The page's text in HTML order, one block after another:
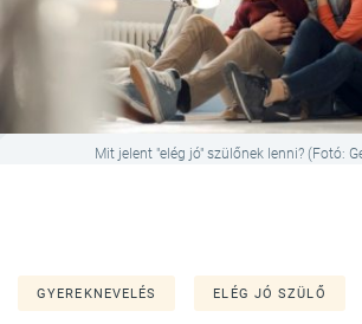
Mit jelent "elég jó" szülőnek lenni? (Fotó:
GYEREKNEVELÉS ELÉG JÓ SZÜLŐ